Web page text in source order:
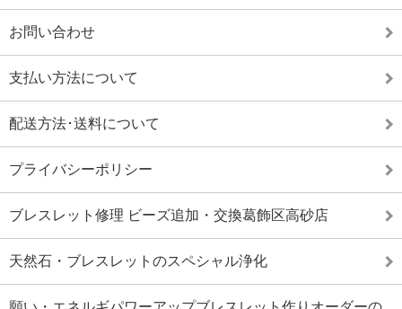
お問い合わせ
支払い方法について
配送方法･送料について
プライバシーポリシー
ブレスレット修理 ビーズ追加・交換葛飾区高砂店
天然石・ブレスレットのスペシャル浄化